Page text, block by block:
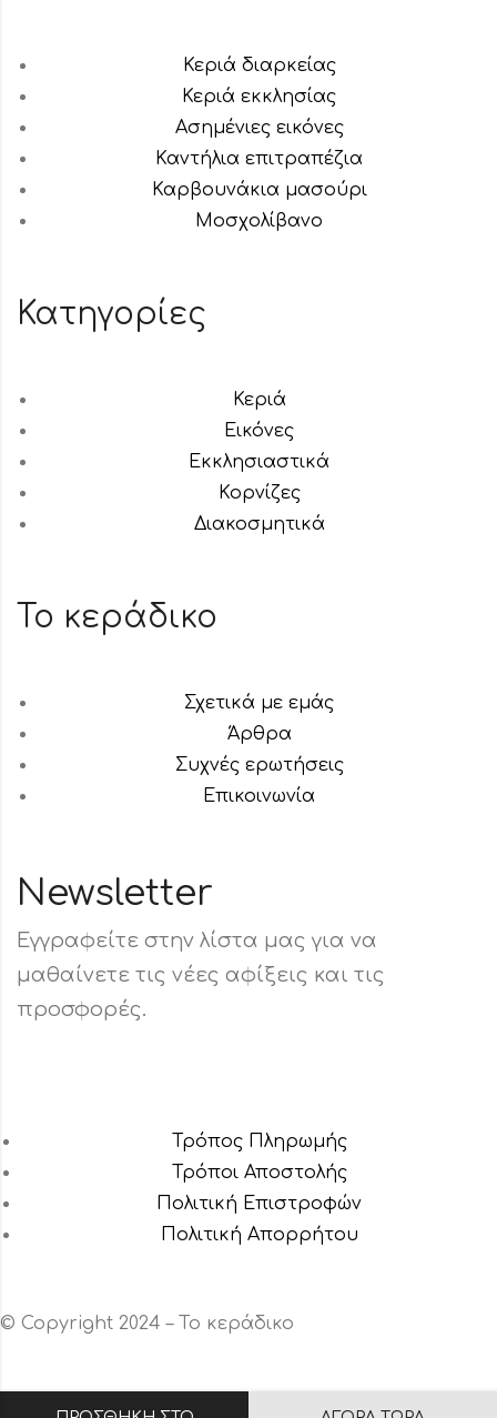
Κεριά διαρκείας
Κεριά εκκλησίας
Ασημένιες εικόνες
Καντήλια επιτραπέζια
Καρβουνάκια μασούρι
Μοσχολίβανο
Κατηγορίες
Κεριά
Εικόνες
Εκκλησιαστικά
Κορνίζες
Διακοσμητικά
Το κεράδικο
Σχετικά με εμάς
Άρθρα
Συχνές ερωτήσεις
Επικοινωνία
Newsletter
Εγγραφείτε στην λίστα μας για να
μαθαίνετε τις νέες αφίξεις και τις
προσφορές.
Τρόπος Πληρωμής
Τρόποι Αποστολής
Πολιτική Επιστροφών
Πολιτική Aπορρήτου
© Copyright 2024 – Το κεράδικο